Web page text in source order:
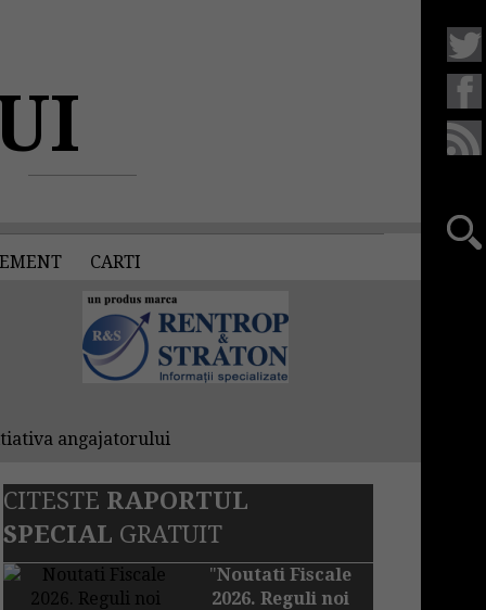
CARTI
angajatorului
CITESTE RAPORTUL
SPECIAL GRATUIT
"Noutati Fiscale
2026. Reguli noi